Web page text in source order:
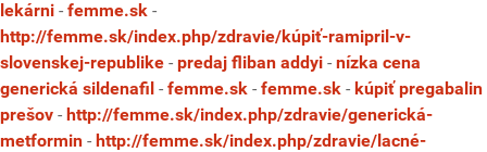
lekárni - femme.sk -
http://femme.sk/index.php/zdravie/kúpiť-ramipril-v-
slovenskej-republike - predaj fliban addyi - nízka cena
generická sildenafil - femme.sk - femme.sk - kúpiť pregabalin
prešov - http://femme.sk/index.php/zdravie/generická-
metformin - http://femme.sk/index.php/zdravie/lacné-